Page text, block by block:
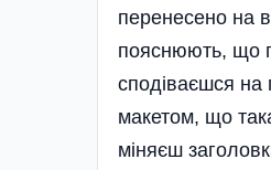
перенесено на
пояснюють, що
сподіваєшся на
макетом, що
міняєш